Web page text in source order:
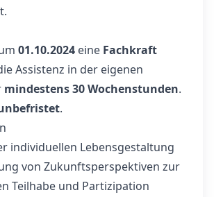
01.10.2024 eine Fachkraft
Assistenz in der eigenen
mindestens 30 Wochenstunden.
.
individuellen Lebensgestaltung
von Zukunftsperspektiven zur
Teilhabe und Partizipation